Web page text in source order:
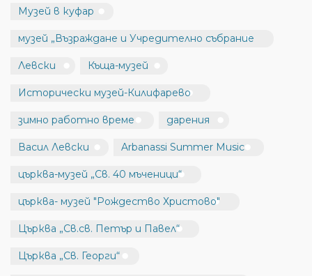
Музей в куфар
музей „Възраждане и Учредително събрание
Левски Къща-музей
Исторически музей-Килифарево
зимно работно време дарения
Васил Левски Arbanassi Summer Music
църква-музей „Св. 40 мъченици“
църква- музей "Рождество Христово"
Църква „Св.св. Петър и Павел“
Църква „Св. Георги“